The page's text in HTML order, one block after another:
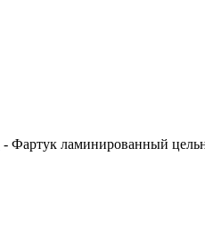
- Фартук ламинированный